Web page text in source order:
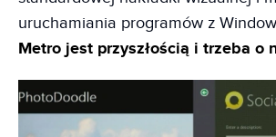
uruchamiania programów z
Metro jest przyszłością i trzeba o